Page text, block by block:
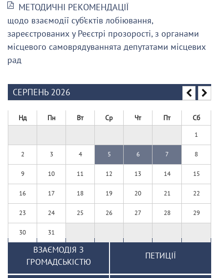
МЕТОДИЧНІ РЕКОМЕНДАЦІЇ
щодо взаємодії суб’єктів лобіювання,
зареєстрованих у Реєстрі прозорості, з органами
місцевого самоврядуваннята депутатами місцевих
рад
СЕРПЕНЬ 2026
Нд Пн Вт Ср Чт Пт Сб
1
2 3 4 5 6 7 8
9 10 11 12 13 14 15
16 17 18 19 20 21 22
23 24 25 26 27 28 29
30 31
ВЗАЄМОДІЯ З
ГРОМАДСЬКІСТЮ
ПЕТИЦІЇ